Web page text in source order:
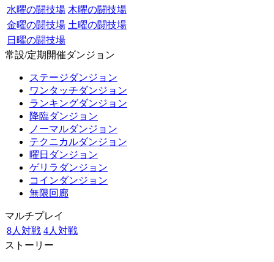
水曜の闘技場 木曜の闘技場
金曜の闘技場 土曜の闘技場
日曜の闘技場
常設/定期開催ダンジョン
ステージダンジョン
ワンタッチダンジョン
ランキングダンジョン
降臨ダンジョン
ノーマルダンジョン
テクニカルダンジョン
曜日ダンジョン
ゲリラダンジョン
コインダンジョン
無限回廊
マルチプレイ
8人対戦 4人対戦
ストーリー